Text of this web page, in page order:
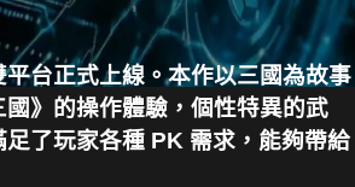
台正式上線。本作以三國為故事
》的操作體驗，個性特異的武
了玩家各種 PK 需求，能夠帶給